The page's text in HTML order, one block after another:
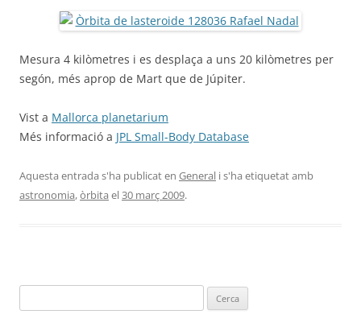
Mesura 4 kilòmetres i es desplaça a uns 20 kilòmetres per
segón, més aprop de Mart que de Júpiter.
Vist a Mallorca planetarium
Més informació a JPL Small-Body Database
Aquesta entrada s'ha publicat en General i s'ha etiquetat amb
astronomia,òrbita el30 març 2009.